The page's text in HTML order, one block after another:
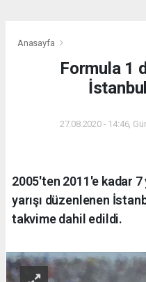
Anasayfa
Formula 1
27.08.2020 - 14:46,
2005'ten 2011'e kadar 7
yarışı düzenlenen
takvime dahil edildi.